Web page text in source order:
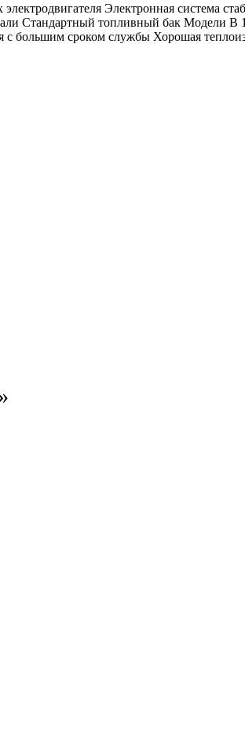
Электронная система
Стандартный топливный бак Модели B
большим сроком службы Хорошая